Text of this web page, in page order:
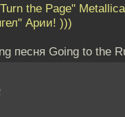
the Page"
Арии! )))
песня Going to the